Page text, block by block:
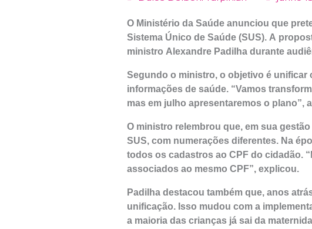
O Ministério da Saúde anunciou que
Sistema Único de Saúde (SUS). A
ministro Alexandre Padilha durante
Segundo o ministro, o objetivo é unificar
informações de saúde. “Vamos
mas em julho apresentaremos o plano”,
O ministro relembrou que, em sua
SUS, com numerações diferentes. Na
todos os cadastros ao CPF do cidadão.
associados ao mesmo CPF”, explicou.
Padilha destacou também que, anos
unificação. Isso mudou com a
a maioria das crianças já sai da